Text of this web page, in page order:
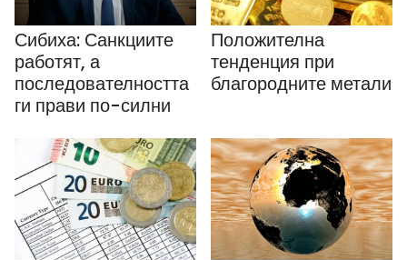
Сибиха: Санкциите
работят, а
последователността
ги прави по-силни
Положителна
тенденция при
благородните метали